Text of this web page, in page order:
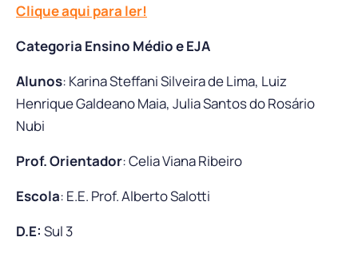
Clique aqui para ler!
Categoria Ensino Médio e EJA
Alunos: Karina Steffani Silveira de Lima, Luiz
Henrique Galdeano Maia, Julia Santos do Rosário
Nubi
Prof. Orientador: Celia Viana Ribeiro
Escola: E.E. Prof. Alberto Salotti
D.E: Sul 3